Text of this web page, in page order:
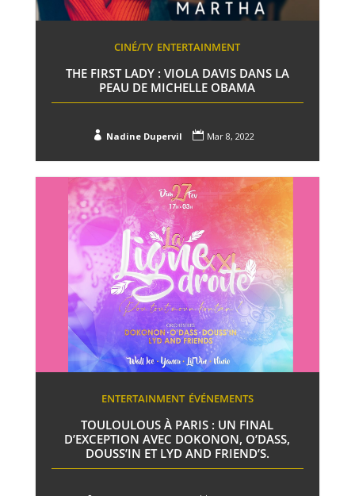
CINÉ/TV ENTERTAINMENT
THE FIRST LADY : VIOLA DAVIS DANS LA
PEAU DE MICHELLE OBAMA
 Nadine Dupervil  Mar 8, 2022
ENTERTAINMENT ÉVÉNEMENTS
TOULOULOUS À PARIS : UN FINAL
D’EXCEPTION AVEC DOKONON, O’DASS,
DOUSS’IN ET LYD AND FRIEND’S.